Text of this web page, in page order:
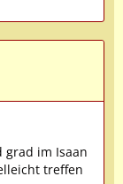
grad im Isaan
treffen